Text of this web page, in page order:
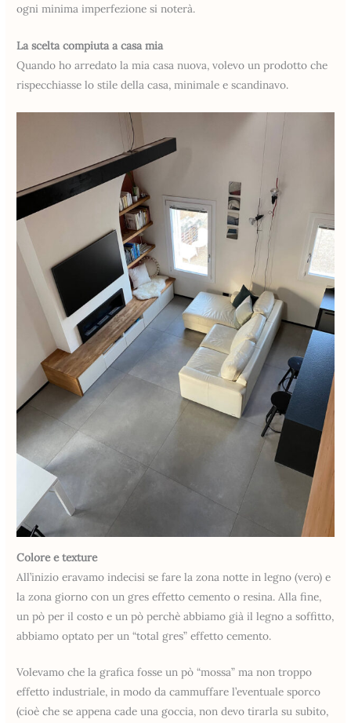
ogni minima imperfezione si noterà.
La scelta compiuta a casa mia
Quando ho arredato la mia casa nuova, volevo un prodotto che
rispecchiasse lo stile della casa, minimale e scandinavo.
Colore e texture
All’inizio eravamo indecisi se fare la zona notte in legno (vero) e
la zona giorno con un gres effetto cemento o resina. Alla fine,
un pò per il costo e un pò perchè abbiamo già il legno a soffitto,
abbiamo optato per un “total gres” effetto cemento.
Volevamo che la grafica fosse un pò “mossa” ma non troppo
effetto industriale, in modo da cammuffare l’eventuale sporco
(cioè che se appena cade una goccia, non devo tirarla su subito,